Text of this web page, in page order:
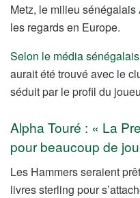
Metz, le milieu sénégalais
les regards en Europe.
Selon le média sénégalais
aurait été trouvé avec le
séduit par le profil du
Alpha Touré : « La
pour beaucoup de
Les Hammers seraient
livres sterling pour